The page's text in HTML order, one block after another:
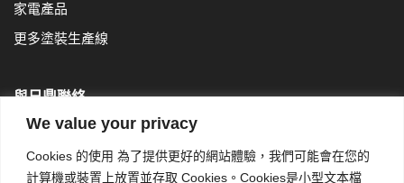
We value your privacy
Cookies 的使用 為了提供更好的網站體驗，我們可能會在您的
計算機或裝置上放置並存取 Cookies。Cookies是小型文本檔
家電產品
更多塗裝生產線
與日鼎聯絡
日鼎股份有限公司
※本公司為設備製造商，無提供代工服務